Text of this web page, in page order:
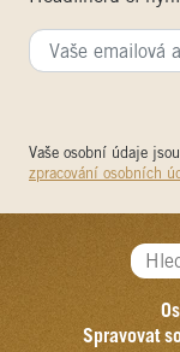
Vaše osobní údaje
zpracování osobních
Spravovat